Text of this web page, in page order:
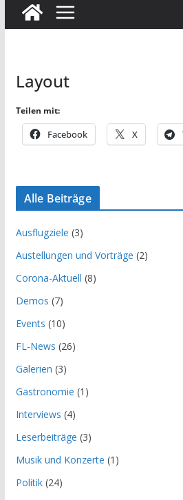
Layout
Teilen mit:
Facebook X
Alle Beiträge
Ausflugziele (3)
Austellungen und Vorträge (2)
Corona-Aktuell (8)
Demos (7)
Events (10)
FL-News (26)
Galerien (3)
Gastronomie (1)
Interviews (4)
Leserbeiträge (3)
Musik und Konzerte (1)
Politik(24)